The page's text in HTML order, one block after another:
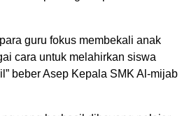
guru fokus membekali anak
cara untuk melahirkan siswa
beber Asep Kepala SMK Al-mijab